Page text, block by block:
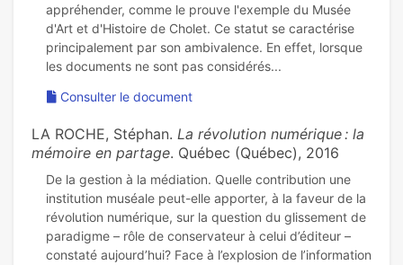
appréhender, comme le prouve l'exemple du Musée
d'Art et d'Histoire de Cholet. Ce statut se caractérise
principalement par son ambivalence. En effet, lorsque
Consulter le document
LA ROCHE, Stéphan. La révolution numérique : la
mémoire en partage. Québec (Québec), 2016
De la gestion à la médiation. Quelle contribution une
institution muséale peut-elle apporter, à la faveur de la
révolution numérique, sur la question du glissement de
paradigme – rôle de conservateur à celui d’éditeur –
constaté aujourd’hui? Face à l’explosion de l’information